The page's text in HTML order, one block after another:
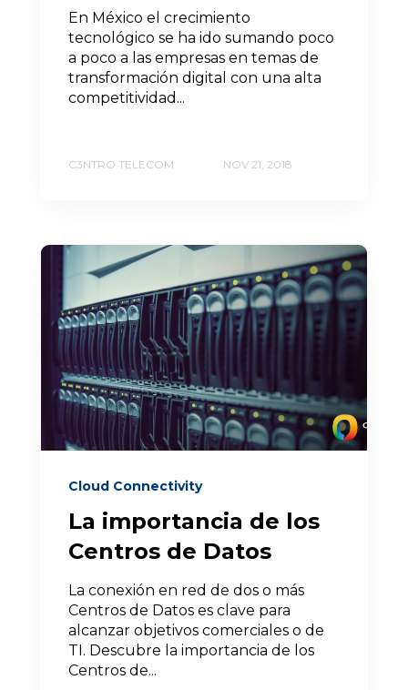
En México el crecimiento
tecnológico se ha ido sumando poco
a poco a las empresas en temas de
transformación digital con una alta
competitividad...
C3NTRO TELECOM NOV 21, 2018
Cloud Connectivity
La importancia de los
Centros de Datos
La conexión en red de dos o más
Centros de Datos es clave para
alcanzar objetivos comerciales o de
TI. Descubre la importancia de los
Centros de...